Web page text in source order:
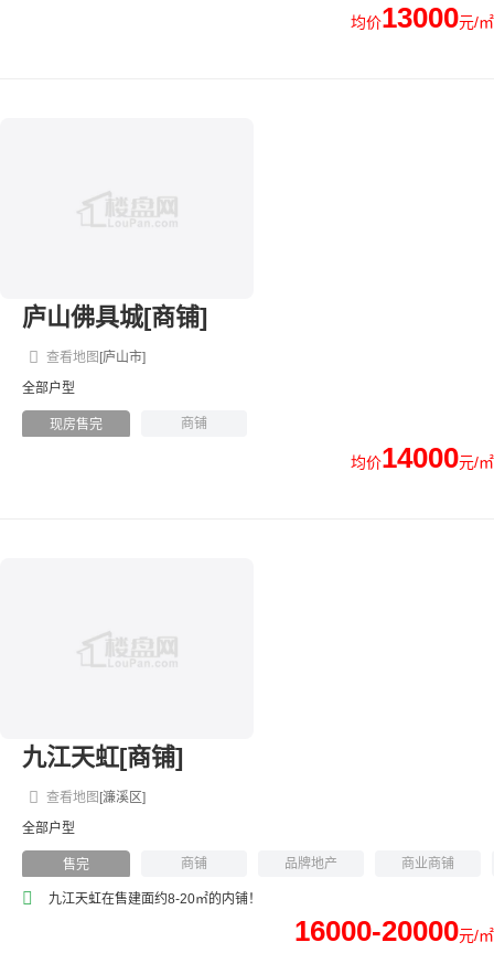
均价13000元/㎡
庐山佛具城[商铺]
[庐山市]
查看地图
全部户型
现房售完 商铺
均价14000元/㎡
九江天虹[商铺]
[濂溪区]
查看地图
全部户型
售完 商铺 品牌地产 商业商铺
九江天虹在售建面约8-20㎡的内铺！
16000-20000元/㎡